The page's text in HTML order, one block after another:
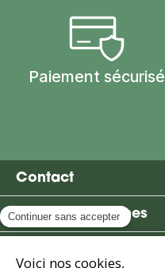
Paiement sécurisé
Contact
Moulin des Moines